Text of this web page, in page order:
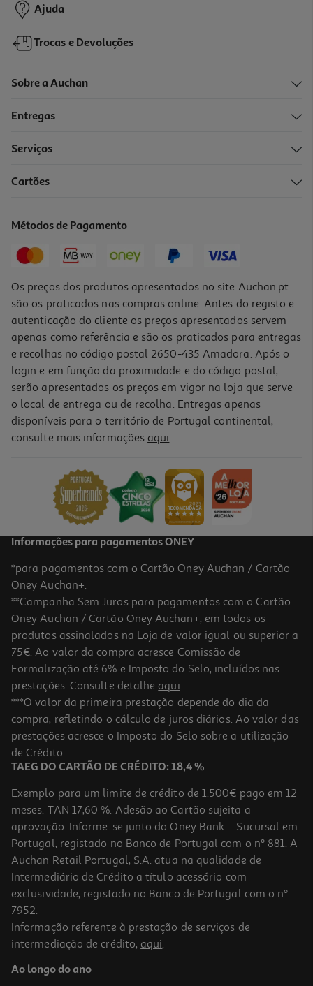
Ajuda
Trocas e Devoluções
Sobre a Auchan
Entregas
Serviços
Cartões
Métodos de Pagamento
Os preços dos produtos apresentados no site Auchan.pt
são os praticados nas compras online. Antes do registo e
autenticação do cliente os preços apresentados servem
apenas como referência e são os praticados para entregas
e recolhas no código postal 2650-435 Amadora. Após o
login e em função da proximidade e do código postal,
serão apresentados os preços em vigor na loja que serve
o local de entrega ou de recolha. Entregas apenas
disponíveis para o território de Portugal continental,
consulte mais informações aqui.
Informações para pagamentos ONEY
*para pagamentos com o Cartão Oney Auchan / Cartão
Oney Auchan+.
**Campanha Sem Juros para pagamentos com o Cartão
Oney Auchan / Cartão Oney Auchan+, em todos os
produtos assinalados na Loja de valor igual ou superior a
75€. Ao valor da compra acresce Comissão de
Formalização até 6% e Imposto do Selo, incluídos nas
prestações. Consulte detalhe aqui.
***O valor da primeira prestação depende do dia da
compra, refletindo o cálculo de juros diários. Ao valor das
prestações acresce o Imposto do Selo sobre a utilização
de Crédito.
TAEG DO CARTÃO DE CRÉDITO: 18,4 %
Exemplo para um limite de crédito de 1.500€ pago em 12
meses. TAN 17,60 %. Adesão ao Cartão sujeita a
aprovação. Informe-se junto do Oney Bank – Sucursal em
Portugal, registado no Banco de Portugal com o nº 881. A
Auchan Retail Portugal, S.A. atua na qualidade de
Intermediário de Crédito a título acessório com
exclusividade, registado no Banco de Portugal com o nº
7952.
Informação referente à prestação de serviços de
intermediação de crédito, aqui.
Ao longo do ano